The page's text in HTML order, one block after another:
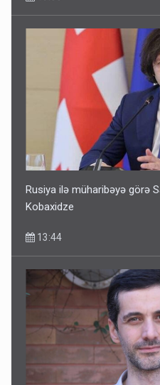
Rusiya ilə müharibəyə görə
Kobaxidze
13:44